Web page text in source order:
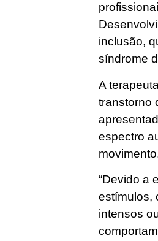
inclusão,
síndrome
A
transtorno
espectro
“Devido a
estímulos,
intensos